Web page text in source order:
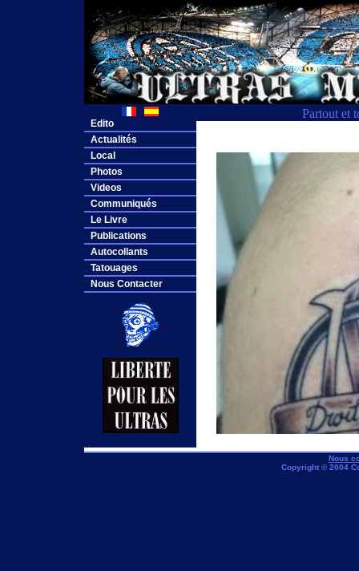
Partout et
Edito
Actualités
Local
Photos
Videos
Communiqués
Le Livre
Publications
Autocollants
Tatouages
Nous Contacter
Nous
Copyright © 2004